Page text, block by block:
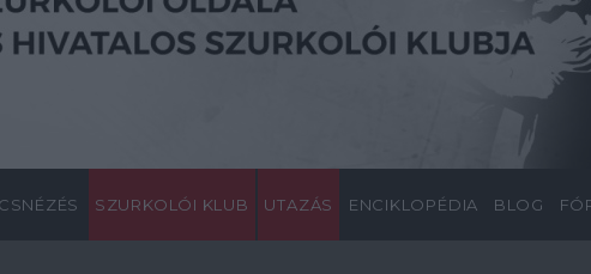
SZURKOLÓI KLUB UTAZÁS ENCIKLOPÉDIA BLOG